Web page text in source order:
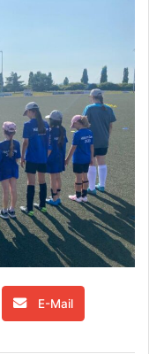
E-Mail